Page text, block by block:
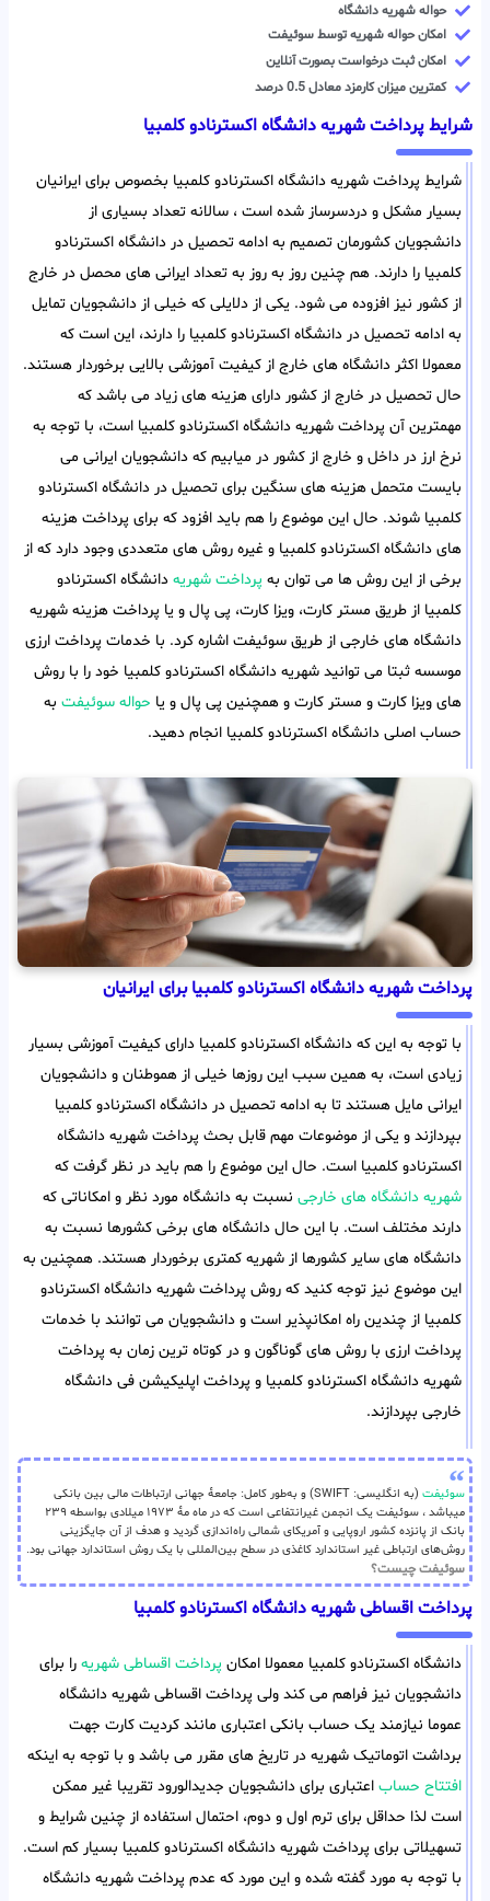
حواله شهریه دانشگاه
امکان حواله شهریه توسط سوئیفت
امکان ثبت درخواست بصورت آنلاین
کمترین میزان کارمزد معادل 0.5 درصد
شرایط پرداخت شهریه دانشگاه اکسترنادو کلمبیا
شرایط پرداخت شهریه دانشگاه اکسترنادو کلمبیا بخصوص برای ایرانیان
بسیار مشکل و دردسرساز شده است ، سالانه تعداد بسیاری از
دانشجویان کشورمان تصمیم به ادامه تحصیل در دانشگاه اکسترنادو
کلمبیا را دارند. هم چنین روز به روز به تعداد ایرانی های محصل در خارج
از کشور نیز افزوده می شود. یکی از دلایلی که خیلی از دانشجویان تمایل
به ادامه تحصیل در دانشگاه اکسترنادو کلمبیا را دارند، این است که
معمولا اکثر دانشگاه های خارج از کیفیت آموزشی بالایی برخوردار هستند.
حال تحصیل در خارج از کشور دارای هزینه های زیاد می باشد که
مهمترین آن پرداخت شهریه دانشگاه اکسترنادو کلمبیا است، با توجه به
نرخ ارز در داخل و خارج از کشور در میابیم که دانشجویان ایرانی می
بایست متحمل هزینه های سنگین برای تحصیل در دانشگاه اکسترنادو
کلمبیا شوند. حال این موضوع را هم باید افزود که برای پرداخت هزینه
های دانشگاه اکسترنادو کلمبیا و غیره روش های متعددی وجود دارد که از
برخی از این روش ها می توان به پرداخت شهریه دانشگاه اکسترنادو
کلمبیا از طریق مستر کارت، ویزا کارت، پی پال و یا پرداخت هزینه شهریه
دانشگاه های خارجی از طریق سوئیفت اشاره کرد. با خدمات پرداخت ارزی
موسسه ثبتا می توانید شهریه دانشگاه اکسترنادو کلمبیا خود را با روش
های ویزا کارت و مستر کارت و همچنین پی پال و یا حواله سوئیفت به
حساب اصلی دانشگاه اکسترنادو کلمبیا انجام دهید.
پرداخت شهریه دانشگاه اکسترنادو کلمبیا برای ایرانیان
با توجه به این که دانشگاه اکسترنادو کلمبیا دارای کیفیت آموزشی بسیار
زیادی است، به همین سبب این روزها خیلی از هموطنان و دانشجویان
ایرانی مایل هستند تا به ادامه تحصیل در دانشگاه اکسترنادو کلمبیا
بپردازند و یکی از موضوعات مهم قابل بحث پرداخت شهریه دانشگاه
اکسترنادو کلمبیا است. حال این موضوع را هم باید در نظر گرفت که
شهریه دانشگاه های خارجی نسبت به دانشگاه مورد نظر و امکاناتی که
دارند مختلف است. با این حال دانشگاه های برخی کشورها نسبت به
دانشگاه های سایر کشورها از شهریه کمتری برخوردار هستند. همچنین به
این موضوع نیز توجه کنید که روش پرداخت شهریه دانشگاه اکسترنادو
کلمبیا از چندین راه امکانپذیر است و دانشجویان می توانند با خدمات
پرداخت ارزی با روش های گوناگون و در کوتاه ترین زمان به پرداخت
شهریه دانشگاه اکسترنادو کلمبیا و پرداخت اپلیکیشن فی دانشگاه
خارجی بپردازند.
سوئیفت
(به انگلیسی: SWIFT) و به‌طور کامل: جامعهٔ جهانی ارتباطات مالی بین بانکی
میباشد ، سوئیفت یک انجمن غیرانتفاعی است که در ماه مهٔ ۱۹۷۳ میلادی بواسطه ۲۳۹
بانک از پانزده کشور اروپایی و آمریکای شمالی راه‌اندازی گردید و هدف از آن جایگزینی
روش‌های ارتباطی غیر استاندارد کاغذی در سطح بین‌المللی با یک روش استاندارد جهانی بود.
سوئیفت چیست؟
پرداخت اقساطی شهریه دانشگاه اکسترنادو کلمبیا
دانشگاه اکسترنادو کلمبیا معمولا امکان پرداخت اقساطی شهریه را برای
دانشجویان نیز فراهم می کند ولی پرداخت اقساطی شهریه دانشگاه
عموما نیازمند یک حساب بانکی اعتباری مانند کردیت کارت جهت
برداشت اتوماتیک شهریه در تاریخ های مقرر می باشد و با توجه به اینکه
افتتاح حساب اعتباری برای دانشجویان جدیدالورود تقریبا غیر ممکن
است لذا حداقل برای ترم اول و دوم، احتمال استفاده از چنین شرایط و
تسهیلاتی برای پرداخت شهریه دانشگاه اکسترنادو کلمبیا بسیار کم است.
با توجه به مورد گفته شده و این مورد که عدم پرداخت شهریه دانشگاه